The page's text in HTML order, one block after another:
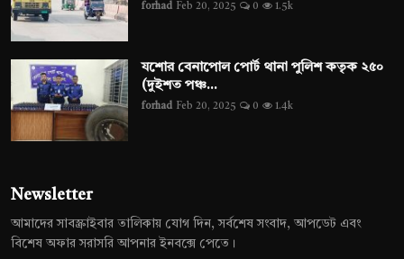
forhad Feb 20, 2025 0 1.5k
যশোর বেনাপোল পোর্ট থানা পুলিশ কতৃক ২৫০
(দুইশত পঞ্চ...
forhad Feb 20, 2025 0 1.4k
Newsletter
আমাদের সাবস্ক্রাইবার তালিকায় যোগ দিন, সর্বশেষ সংবাদ, আপডেট এবং
বিশেষ অফার সরাসরি আপনার ইনবক্সে পেতে।